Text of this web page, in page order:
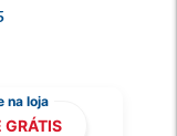
GRÁTIS